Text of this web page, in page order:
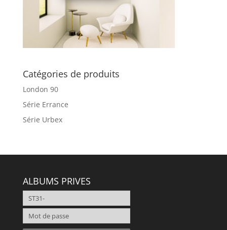
Catégories de produits
London 90
Série Errance
Série Urbex
ALBUMS PRIVES